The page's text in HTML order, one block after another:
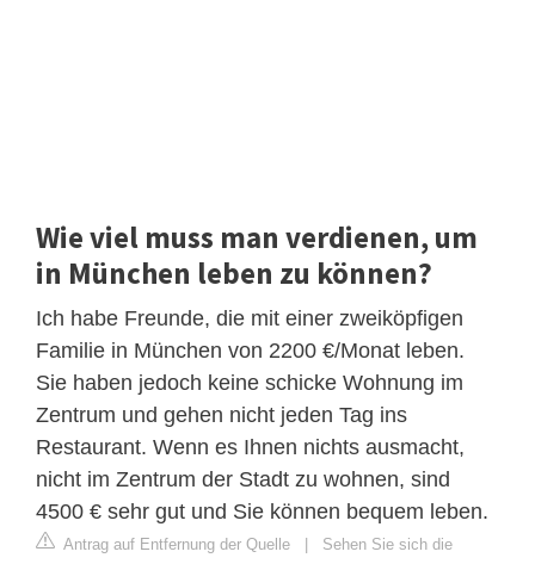
Wie viel muss man verdienen, um
in München leben zu können?
Ich habe Freunde, die mit einer zweiköpfigen
Familie in München von 2200 €/Monat leben.
Sie haben jedoch keine schicke Wohnung im
Zentrum und gehen nicht jeden Tag ins
Restaurant. Wenn es Ihnen nichts ausmacht,
nicht im Zentrum der Stadt zu wohnen, sind
4500 € sehr gut und Sie können bequem leben.
Antrag auf Entfernung der Quelle | Sehen Sie sich die